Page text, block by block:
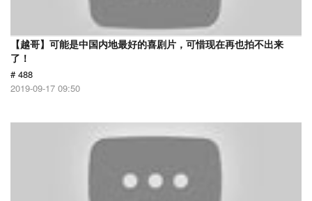
【越哥】可能是中国内地最好的喜剧片，可惜现在再也拍不出来
了！
# 488
2019-09-17 09:50